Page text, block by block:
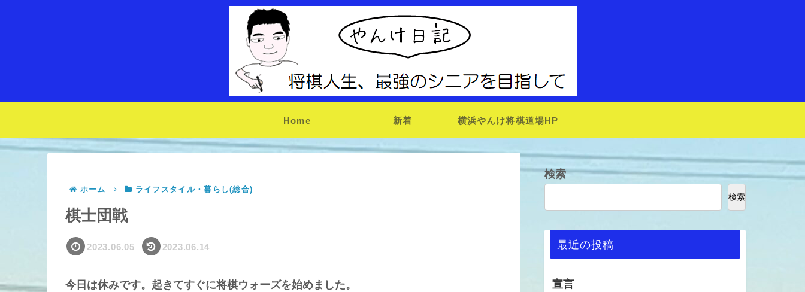
Home 新着 横浜やんけ将棋道場HP
ホーム ライフスタイル・暮らし(総合)
棋士団戦
2023.06.05 2023.06.14
今日は休みです。起きてすぐに将棋ウォーズを始めました。
検索
検索
最近の投稿
宣言